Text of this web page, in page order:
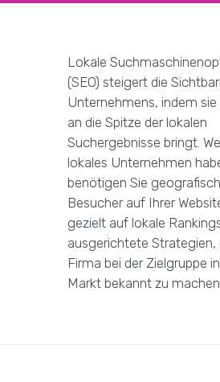
Lokale
(SEO) steigert die
Unternehmens, indem sie
an die Spitze der lokalen
Suchergebnisse bringt.
lokales Unternehmen
benötigen Sie
Besucher auf Ihrer
gezielt auf lokale
ausgerichtete Strategien,
Firma bei der Zielgruppe
Markt bekannt zu machen.